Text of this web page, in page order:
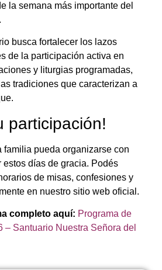
la semana más importante del
busca fortalecer los lazos
de la participación activa en
y liturgias programadas,
tradiciones que caracterizan a
participación!
familia pueda organizarse con
días de gracia. Podés
de misas, confesiones y
en nuestro sitio web oficial.
completo aquí: Programa de
– Santuario Nuestra Señora del